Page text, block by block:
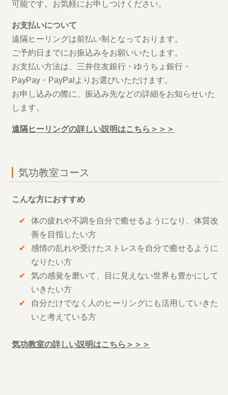
可能です。お気軽にお申しつけください。
お支払いについて
遠隔ヒーリングは前払い制となっております。
ご予約日までにお振込みをお願いいたします。
お支払い方法は、三井住友銀行・ゆうちょ銀行・
PayPay・PayPalよりお選びいただけます。
お申し込みの際に、振込み先などの詳細をお知らせいた
します。
遠隔ヒーリングの詳しい説明はこちら＞＞＞
気功教室コース
こんな方におすすめ
体の疲れや不調を自分で癒せるようになり、体質改
善を目指したい方
感情の乱れや受けたストレスを自分で癒せるように
なりたい方
気の感覚を磨いて、目に見えない世界も豊かにして
いきたい方
自分だけでなく人のヒーリングにも活用していきた
いと考えている方
気功教室の詳しい説明はこちら＞＞＞